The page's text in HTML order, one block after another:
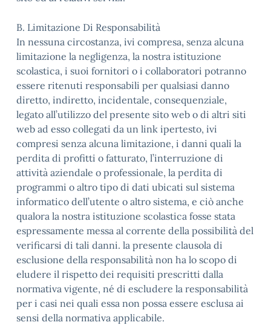
B. Limitazione Di Responsabilità
In nessuna circostanza, ivi compresa, senza alcuna
limitazione la negligenza, la nostra istituzione
scolastica, i suoi fornitori o i collaboratori potranno
essere ritenuti responsabili per qualsiasi danno
diretto, indiretto, incidentale, consequenziale,
legato all’utilizzo del presente sito web o di altri siti
web ad esso collegati da un link ipertesto, ivi
compresi senza alcuna limitazione, i danni quali la
perdita di profitti o fatturato, l’interruzione di
attività aziendale o professionale, la perdita di
programmi o altro tipo di dati ubicati sul sistema
informatico dell’utente o altro sistema, e ciò anche
qualora la nostra istituzione scolastica fosse stata
espressamente messa al corrente della possibilità del
verificarsi di tali danni. la presente clausola di
esclusione della responsabilità non ha lo scopo di
eludere il rispetto dei requisiti prescritti dalla
normativa vigente, né di escludere la responsabilità
per i casi nei quali essa non possa essere esclusa ai
sensi della normativa applicabile.